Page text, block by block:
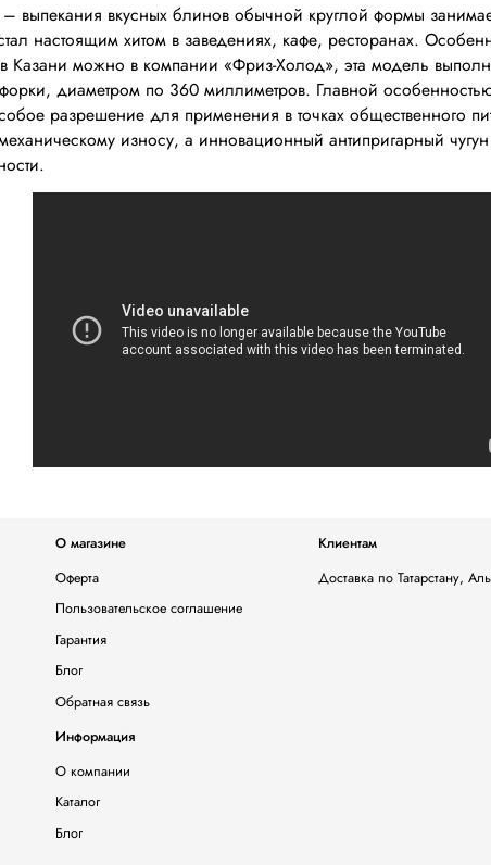
вкусных блинов обычной круглой формы
настоящим хитом в заведениях, кафе, ресторанах.
в Казани можно в компании «Фриз-Холод», эта модель
диаметром по 360 миллиметров. Главной
разрешение для применения в точках общественного
износу, а инновационный антипригарный
О магазине
Оферта
Пользовательское соглашение
Гарантия
Блог
Обратная связь
Клиентам
Доставка по Татарстану,
Информация
О компании
Каталог
Блог